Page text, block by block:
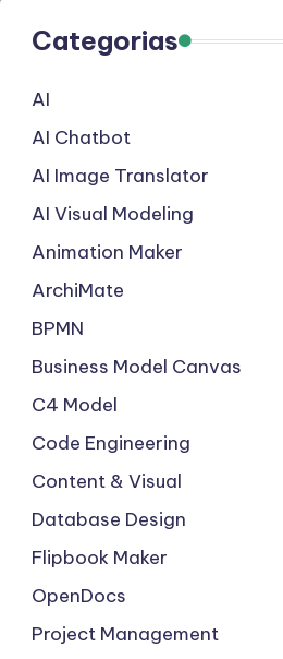
Categorias
AI
AI Chatbot
AI Image Translator
AI Visual Modeling
Animation Maker
ArchiMate
BPMN
Business Model Canvas
C4 Model
Code Engineering
Content & Visual
Database Design
Flipbook Maker
OpenDocs
Project Management